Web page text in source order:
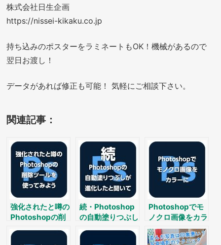
株式会社日生企画
https://nissei-kikaku.co.jp
持ち込みのポスターをラミネートもOK！機械があるので
翌日お渡し！
データがあれば修正も可能！ 気軽にご相談下さい。
関連記事：
強化されたと噂の
Photoshopの削
みよう
続・Photoshop
の自動塗りつぶし
Photoshopでモ
ノクロ画像をカラ
ーに